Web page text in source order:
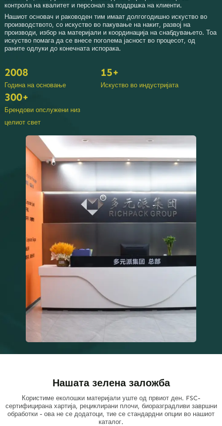
контрола на квалитет и персонал за поддршка на клиенти.
Нашиот основач и раководен тим имаат долгогодишно искуство во
производството, со искуство во пакување на накит, развој на
производи, избор на материјали и координација на снабдувањето. Тоа
искуство помага да се внесе поголема јасност во процесот, од
раните одлуки до конечната испорака.
2008
Година на основање
15+
Искуство во индустријата
300+
Брендови опслужени низ
целиот свет
Нашата зелена заложба
Користиме еколошки материјали уште од првиот ден. FSC-
сертифицирана хартија, рециклирани плочи, биоразградливи завршни
обработки - ова не се додатоци, тие се стандардни опции во нашиот
каталог.